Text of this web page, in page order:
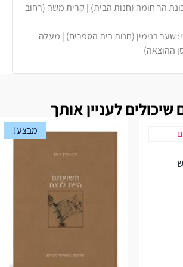
הר חומה (חנות הבית) | קרית משה (רחוב
שער בנימין (חנות בית הספרים) | מעלה
ההוצאה)
שיכולים לעניין אותך
מבצע!